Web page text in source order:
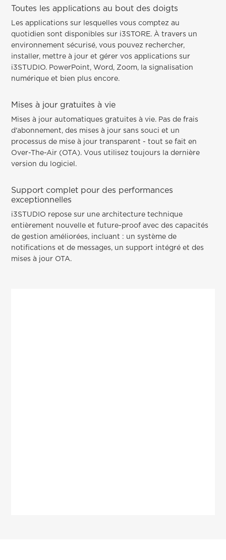
Toutes les applications au bout des doigts
Les applications sur lesquelles vous comptez au
quotidien sont disponibles sur i3STORE. À travers un
environnement sécurisé, vous pouvez rechercher,
installer, mettre à jour et gérer vos applications sur
i3STUDIO. PowerPoint, Word, Zoom, la signalisation
numérique et bien plus encore.
Mises à jour gratuites à vie
Mises à jour automatiques gratuites à vie. Pas de frais
d'abonnement, des mises à jour sans souci et un
processus de mise à jour transparent - tout se fait en
Over-The-Air (OTA). Vous utilisez toujours la dernière
version du logiciel.
Support complet pour des performances
exceptionnelles
i3STUDIO repose sur une architecture technique
entièrement nouvelle et future-proof avec des capacités
de gestion améliorées, incluant : un système de
notifications et de messages, un support intégré et des
mises à jour OTA.